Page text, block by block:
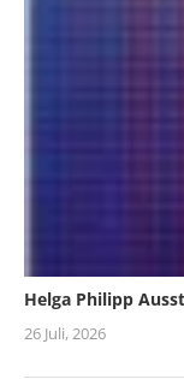
Helga Philipp
26 Juli, 2026